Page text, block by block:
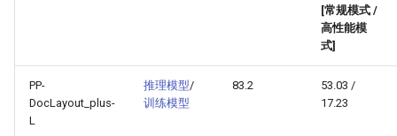
PaddleOCR-VL AMD GPU 使
用教程
[常规模式 /
高性能模
式]
PP-
DocLayout_plus-
L
推理模型/
训练模型
83.2
53.03 /
17.23